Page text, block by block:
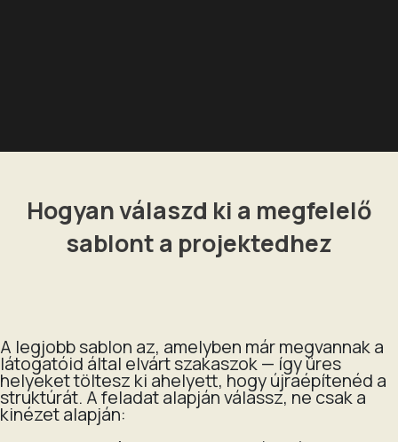
Hogyan válaszd ki a megfelelő
sablont a projektedhez
A legjobb sablon az, amelyben már megvannak a
látogatóid által elvárt szakaszok — így üres
helyeket töltesz ki ahelyett, hogy újraépítenéd a
struktúrát. A feladat alapján válassz, ne csak a
kinézet alapján: